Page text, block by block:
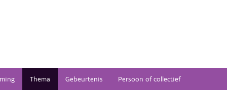
Thema Gebeurtenis Persoon of collectief